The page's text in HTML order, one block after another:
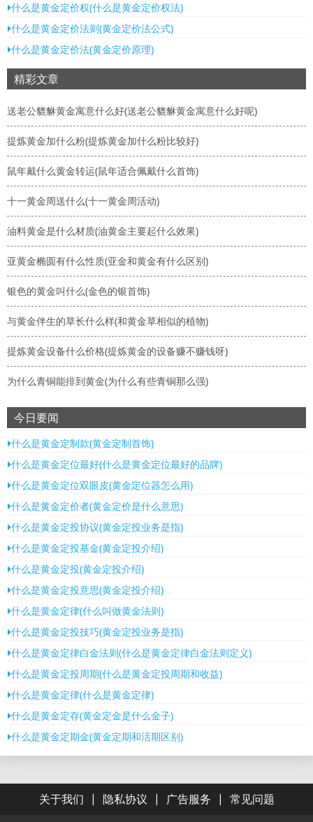
什么是黄金定价权(什么是黄金定价权法)
什么是黄金定价法则(黄金定价法公式)
什么是黄金定价法(黄金定价原理)
精彩文章
送老公貔貅黄金寓意什么好(送老公貔貅黄金寓意什么好呢)
提炼黄金加什么粉(提炼黄金加什么粉比较好)
鼠年戴什么黄金转运(鼠年适合佩戴什么首饰)
十一黄金周送什么(十一黄金周活动)
油料黄金是什么材质(油黄金主要起什么效果)
亚黄金椭圆有什么性质(亚金和黄金有什么区别)
银色的黄金叫什么(金色的银首饰)
与黄金伴生的草长什么样(和黄金草相似的植物)
提炼黄金设备什么价格(提炼黄金的设备赚不赚钱呀)
为什么青铜能排到黄金(为什么有些青铜那么强)
今日要闻
什么是黄金定制款(黄金定制首饰)
什么是黄金定位最好(什么是黄金定位最好的品牌)
什么是黄金定位双眼皮(黄金定位器怎么用)
什么是黄金定价者(黄金定价是什么意思)
什么是黄金定投协议(黄金定投业务是指)
什么是黄金定投基金(黄金定投介绍)
什么是黄金定投(黄金定投介绍)
什么是黄金定投意思(黄金定投介绍)
什么是黄金定律(什么叫做黄金法则)
什么是黄金定投技巧(黄金定投业务是指)
什么是黄金定律白金法则(什么是黄金定律白金法则定义)
什么是黄金定投周期(什么是黄金定投周期和收益)
什么是黄金定律(什么是黄金定律)
什么是黄金定存(黄金定金是什么金子)
什么是黄金定期金(黄金定期和活期区别)
关于我们 | 隐私协议 | 广告服务 | 常见问题